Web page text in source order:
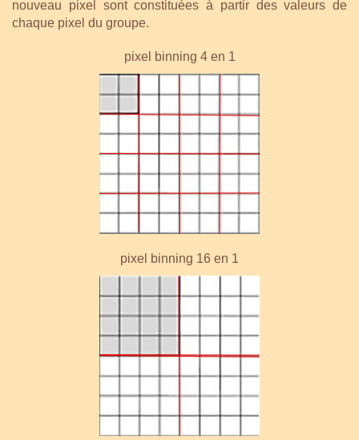
nouveau pixel sont constituées à partir des valeurs de
chaque pixel du groupe.
pixel binning 4 en 1
pixel binning 16 en 1